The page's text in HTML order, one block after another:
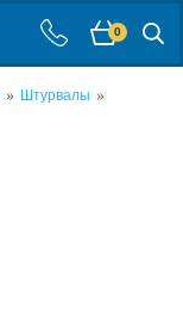
0
» Штурвалы »